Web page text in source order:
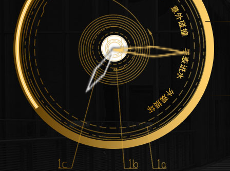
2026年7月腕表时光中国区售后服务网络优化升级
2026年7月腕表时光全国官方售后客户服务热线：
腕表时光官方全国统一服务热线400-188-5020，
2026年7月腕表时光售后服务中心最新网点地址：
北京市东城区东长安街1号东方广场写字楼W3座6